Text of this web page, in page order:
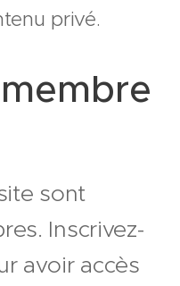
privé.
sont
Inscrivez-
avoir accès